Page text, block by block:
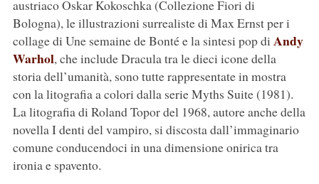
austriaco Oskar Kokoschka (Collezione Fiori di
Bologna), le illustrazioni surrealiste di Max Ernst per i
collage di Une semaine de Bonté e la sintesi pop di Andy
Warhol, che include Dracula tra le dieci icone della
storia dell’umanità, sono tutte rappresentate in mostra
con la litografia a colori dalla serie Myths Suite (1981).
La litografia di Roland Topor del 1968, autore anche della
novella I denti del vampiro, si discosta dall’immaginario
comune conducendoci in una dimensione onirica tra
ironia e spavento.